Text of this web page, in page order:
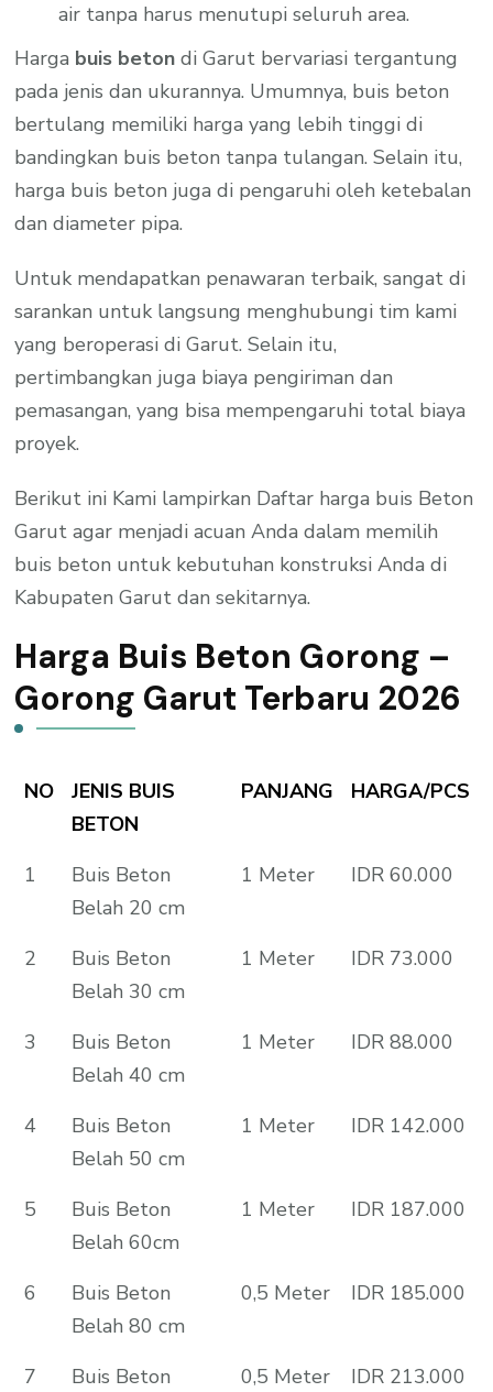
air tanpa harus menutupi seluruh area.
Harga buis beton di Garut bervariasi tergantung
pada jenis dan ukurannya. Umumnya, buis beton
bertulang memiliki harga yang lebih tinggi di
bandingkan buis beton tanpa tulangan. Selain itu,
harga buis beton juga di pengaruhi oleh ketebalan
dan diameter pipa.
Untuk mendapatkan penawaran terbaik, sangat di
sarankan untuk langsung menghubungi tim kami
yang beroperasi di Garut. Selain itu,
pertimbangkan juga biaya pengiriman dan
pemasangan, yang bisa mempengaruhi total biaya
proyek.
Berikut ini Kami lampirkan Daftar harga buis Beton
Garut agar menjadi acuan Anda dalam memilih
buis beton untuk kebutuhan konstruksi Anda di
Kabupaten Garut dan sekitarnya.
Harga Buis Beton Gorong –
Gorong Garut Terbaru 2026
NO
JENIS BUIS
BETON
PANJANG HARGA/PCS
1
Buis Beton
Belah 20 cm
1 Meter IDR 60.000
2
Buis Beton
Belah 30 cm
1 Meter IDR 73.000
3
Buis Beton
Belah 40 cm
1 Meter IDR 88.000
4
Buis Beton
Belah 50 cm
1 Meter IDR 142.000
5
Buis Beton
Belah 60cm
1 Meter IDR 187.000
6
Buis Beton
Belah 80 cm
0,5 Meter IDR 185.000
7
Buis Beton
0,5 Meter IDR 213.000